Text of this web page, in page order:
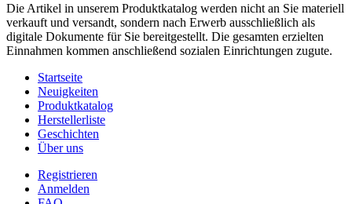
Die Artikel in unserem Produktkatalog werden nicht an Sie materiell
verkauft und versandt, sondern nach Erwerb ausschließlich als
digitale Dokumente für Sie bereitgestellt. Die gesamten erzielten
Einnahmen kommen anschließend sozialen Einrichtungen zugute.
Startseite
Neuigkeiten
Produktkatalog
Herstellerliste
Geschichten
Über uns
Registrieren
Anmelden